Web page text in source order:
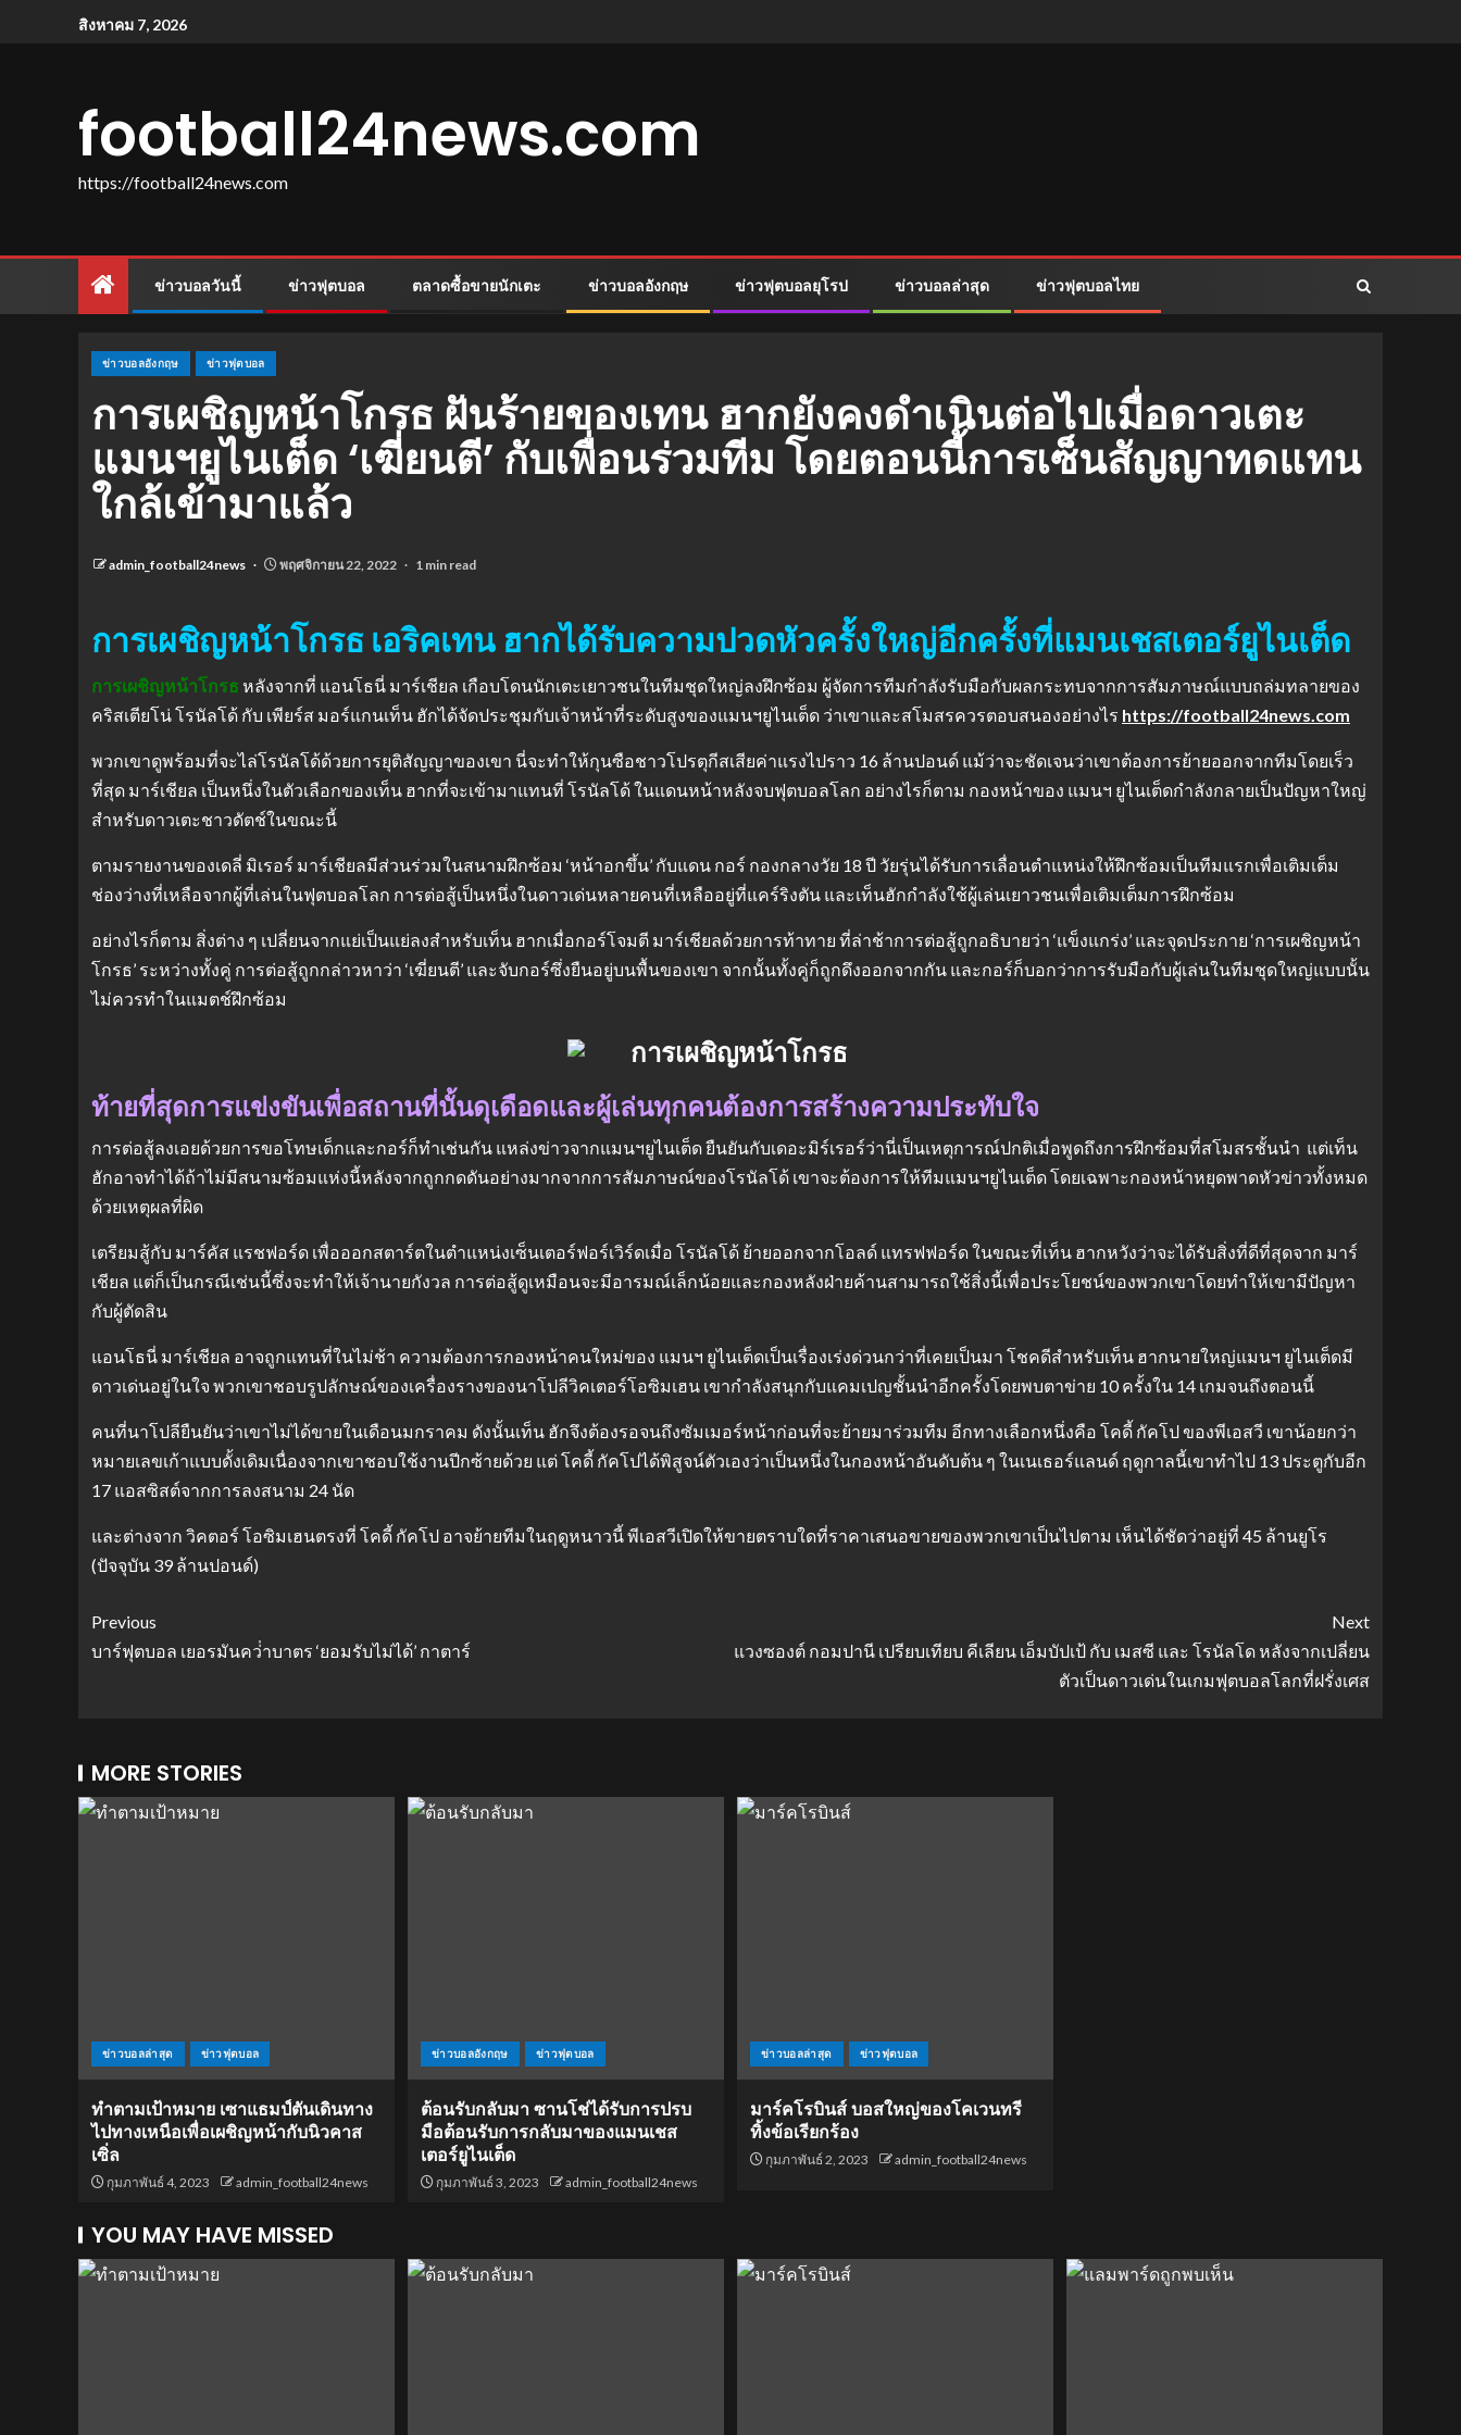
สิงหาคม 7, 2026
football24news.com
https://football24news.com
ข่าวบอลวันนี้ ข่าวฟุตบอล ตลาดซื้อขายนักเตะ ข่าวบอลอังกฤษ ข่าวฟุตบอลยุโรป ข่าวบอลล่าสุด ข่าวฟุตบอลไทย
ข่าวบอลอังกฤษ ข่าวฟุตบอล
การเผชิญหน้าโกรธ ฝันร้ายของเทน ฮากยังคงดําเนินต่อไปเมื่อดาวเตะ
แมนฯยูไนเต็ด ‘เฆี่ยนตี’ กับเพื่อนร่วมทีม โดยตอนนี้การเซ็นสัญญาทดแทน
ใกล้เข้ามาแล้ว
admin_football24news พฤศจิกายน 22, 2022 1 min read
การเผชิญหน้าโกรธ เอริคเทน ฮากได้รับความปวดหัวครั้งใหญ่อีกครั้งที่แมนเชสเตอร์ยูไนเต็ด
การเผชิญหน้าโกรธ หลังจากที่ แอนโธนี่ มาร์เชียล เกือบโดนนักเตะเยาวชนในทีมชุดใหญ่ลงฝึกซ้อม ผู้จัดการทีมกําลังรับมือกับผลกระทบจากการสัมภาษณ์แบบถล่มทลายของ
คริสเตียโน่ โรนัลโด้ กับ เพียร์ส มอร์แกนเท็น ฮักได้จัดประชุมกับเจ้าหน้าที่ระดับสูงของแมนฯยูไนเต็ด ว่าเขาและสโมสรควรตอบสนองอย่างไร https://football24news.com
พวกเขาดูพร้อมที่จะไล่โรนัลโด้ด้วยการยุติสัญญาของเขา นี่จะทําให้กุนซือชาวโปรตุกีสเสียค่าแรงไปราว 16 ล้านปอนด์ แม้ว่าจะชัดเจนว่าเขาต้องการย้ายออกจากทีมโดยเร็ว
ที่สุด มาร์เชียล เป็นหนึ่งในตัวเลือกของเท็น ฮากที่จะเข้ามาแทนที่ โรนัลโด้ ในแดนหน้าหลังจบฟุตบอลโลก อย่างไรก็ตาม กองหน้าของ แมนฯ ยูไนเต็ดกําลังกลายเป็นปัญหาใหญ่
สําหรับดาวเตะชาวดัตช์ในขณะนี้
ตามรายงานของเดลี่ มิเรอร์ มาร์เชียลมีส่วนร่วมในสนามฝึกซ้อม ‘หน้าอกขึ้น’ กับแดน กอร์ กองกลางวัย 18 ปี วัยรุ่นได้รับการเลื่อนตําแหน่งให้ฝึกซ้อมเป็นทีมแรกเพื่อเติมเต็ม
ช่องว่างที่เหลือจากผู้ที่เล่นในฟุตบอลโลก การต่อสู้เป็นหนึ่งในดาวเด่นหลายคนที่เหลืออยู่ที่แคร์ริงตัน และเท็นฮักกําลังใช้ผู้เล่นเยาวชนเพื่อเติมเต็มการฝึกซ้อม
อย่างไรก็ตาม สิ่งต่าง ๆ เปลี่ยนจากแย่เป็นแย่ลงสําหรับเท็น ฮากเมื่อกอร์โจมตี มาร์เชียลด้วยการท้าทาย ที่ล่าช้าการต่อสู้ถูกอธิบายว่า ‘แข็งแกร่ง’ และจุดประกาย ‘การเผชิญหน้า
โกรธ’ ระหว่างทั้งคู่ การต่อสู้ถูกกล่าวหาว่า ‘เฆี่ยนตี’ และจับกอร์ซึ่งยืนอยู่บนพื้นของเขา จากนั้นทั้งคู่ก็ถูกดึงออกจากกัน และกอร์ก็บอกว่าการรับมือกับผู้เล่นในทีมชุดใหญ่แบบนั้น
ไม่ควรทําในแมตช์ฝึกซ้อม
ท้ายที่สุดการแข่งขันเพื่อสถานที่นั้นดุเดือดและผู้เล่นทุกคนต้องการสร้างความประทับใจ
การต่อสู้ลงเอยด้วยการขอโทษเด็กและกอร์ก็ทําเช่นกัน แหล่งข่าวจากแมนฯยูไนเต็ด ยืนยันกับเดอะมิร์เรอร์ว่านี่เป็นเหตุการณ์ปกติเมื่อพูดถึงการฝึกซ้อมที่สโมสรชั้นนํา แต่เท็น
ฮักอาจทําได้ถ้าไม่มีสนามซ้อมแห่งนี้หลังจากถูกกดดันอย่างมากจากการสัมภาษณ์ของโรนัลโด้ เขาจะต้องการให้ทีมแมนฯยูไนเต็ด โดยเฉพาะกองหน้าหยุดพาดหัวข่าวทั้งหมด
ด้วยเหตุผลที่ผิด
เตรียมสู้กับ มาร์คัส แรชฟอร์ด เพื่อออกสตาร์ตในตําแหน่งเซ็นเตอร์ฟอร์เวิร์ดเมื่อ โรนัลโด้ ย้ายออกจากโอลด์ แทรฟฟอร์ด ในขณะที่เท็น ฮากหวังว่าจะได้รับสิ่งที่ดีที่สุดจาก มาร์
เชียล แต่ก็เป็นกรณีเช่นนี้ซึ่งจะทําให้เจ้านายกังวล การต่อสู้ดูเหมือนจะมีอารมณ์เล็กน้อยและกองหลังฝ่ายค้านสามารถใช้สิ่งนี้เพื่อประโยชน์ของพวกเขาโดยทําให้เขามีปัญหา
กับผู้ตัดสิน
แอนโธนี่ มาร์เชียล อาจถูกแทนที่ในไม่ช้า ความต้องการกองหน้าคนใหม่ของ แมนฯ ยูไนเต็ดเป็นเรื่องเร่งด่วนกว่าที่เคยเป็นมา โชคดีสําหรับเท็น ฮากนายใหญ่แมนฯ ยูไนเต็ดมี
ดาวเด่นอยู่ในใจ พวกเขาชอบรูปลักษณ์ของเครื่องรางของนาโปลีวิคเตอร์โอซิมเฮน เขากําลังสนุกกับแคมเปญชั้นนําอีกครั้งโดยพบตาข่าย 10 ครั้งใน 14 เกมจนถึงตอนนี้
คนที่นาโปลียืนยันว่าเขาไม่ได้ขายในเดือนมกราคม ดังนั้นเท็น ฮักจึงต้องรอจนถึงซัมเมอร์หน้าก่อนที่จะย้ายมาร่วมทีม อีกทางเลือกหนึ่งคือ โคดี้ กัคโป ของพีเอสวี เขาน้อยกว่า
หมายเลขเก้าแบบดั้งเดิมเนื่องจากเขาชอบใช้งานปีกซ้ายด้วย แต่ โคดี้ กัคโปได้พิสูจน์ตัวเองว่าเป็นหนึ่งในกองหน้าอันดับต้น ๆ ในเนเธอร์แลนด์ ฤดูกาลนี้เขาทําไป 13 ประตูกับอีก
17 แอสซิสต์จากการลงสนาม 24 นัด
และต่างจาก วิคตอร์ โอซิมเฮนตรงที่ โคดี้ กัคโป อาจย้ายทีมในฤดูหนาวนี้ พีเอสวีเปิดให้ขายตราบใดที่ราคาเสนอขายของพวกเขาเป็นไปตาม เห็นได้ชัดว่าอยู่ที่ 45 ล้านยูโร
(ปัจจุบัน 39 ล้านปอนด์)
Previous
บาร์ฟุตบอล เยอรมันคว่ําบาตร ‘ยอมรับไม่ได้’ กาตาร์
Next
แวงซองต์ กอมปานี เปรียบเทียบ คีเลียน เอ็มบัปเป้ กับ เมสซี และ โรนัลโด หลังจากเปลี่ยน
ตัวเป็นดาวเด่นในเกมฟุตบอลโลกที่ฝรั่งเศส
MORE STORIES
ข่าวบอลล่าสุด ข่าวฟุตบอล
ทำตามเป้าหมาย เซาแธมป์ตันเดินทาง
ไปทางเหนือเพื่อเผชิญหน้ากับนิวคาส
เซิ่ล
กุมภาพันธ์ 4, 2023 admin_football24news
ข่าวบอลอังกฤษ ข่าวฟุตบอล
ต้อนรับกลับมา ซานโช่ได้รับการปรบ
มือต้อนรับการกลับมาของแมนเชส
เตอร์ยูไนเต็ด
กุมภาพันธ์ 3, 2023 admin_football24news
ข่าวบอลล่าสุด ข่าวฟุตบอล
มาร์คโรบินส์ บอสใหญ่ของโคเวนทรี
ทิ้งข้อเรียกร้อง
กุมภาพันธ์ 2, 2023 admin_football24news
YOU MAY HAVE MISSED